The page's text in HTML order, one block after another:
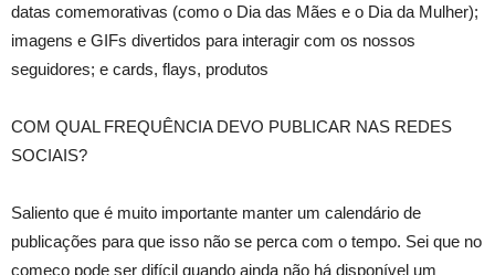
datas comemorativas (como o Dia das Mães e o Dia da Mulher);
imagens e GIFs divertidos para interagir com os nossos
seguidores; e cards, flays, produtos
COM QUAL FREQUÊNCIA DEVO PUBLICAR NAS REDES
SOCIAIS?
Saliento que é muito importante manter um calendário de
publicações para que isso não se perca com o tempo. Sei que no
começo pode ser difícil quando ainda não há disponível um